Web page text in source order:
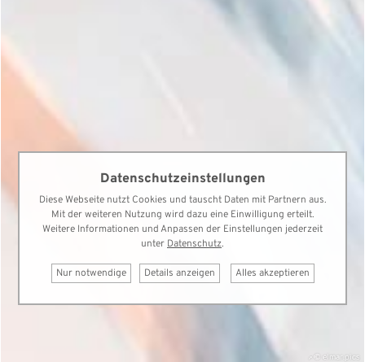
© elmar.pics
Datenschutzeinstellungen
Diese Webseite nutzt Cookies und tauscht Daten mit Partnern aus.
Mit der weiteren Nutzung wird dazu eine Einwilligung erteilt.
Weitere Informationen und Anpassen der Einstellungen jederzeit
unter Datenschutz.
Nur notwendige Details anzeigen Alles akzeptieren